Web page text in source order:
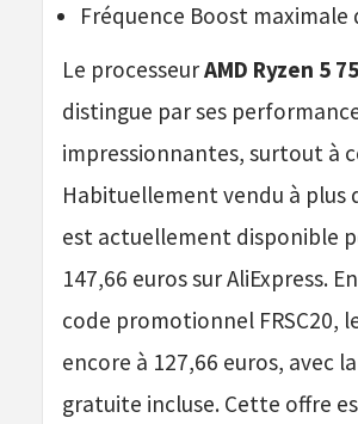
Fréquence Boost maximale
Le processeurAMD Ryzen 5
distingue par ses
impressionnantes, surtout à
Habituellement vendu à plus
est actuellement disponible
147,66 euros sur AliExpress.
code promotionnel FRSC20,
encore à 127,66 euros, avec
gratuite incluse. Cette offre